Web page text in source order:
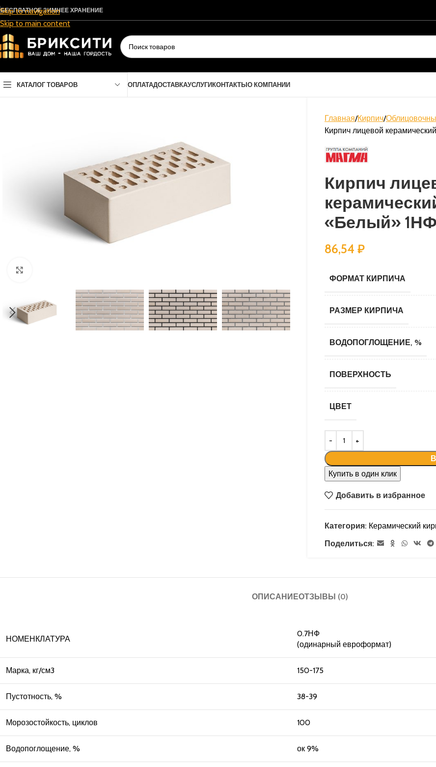
Skip to navigation
Skip to main content
БЕСПЛАТНОЕ ЗИМНЕЕ ХРАНЕНИЕ
КАТАЛОГ ТОВАРОВ ОПЛАТАДОСТАВКАУСЛУГИКОНТАКТЫО КОМПАНИИ
Главная Кирпич
Кирпич лицевой
Кирпич
«Белый» 1НФ
86,54 ₽
ФОРМАТ КИРПИЧА
РАЗМЕР КИРПИЧА
ВОДОПОГЛОЩЕНИЕ, %
ПОВЕРХНОСТЬ
ЦВЕТ
Купить в один клик
Добавить в избранное
Категория: Керамический
Поделиться:
ОПИСАНИЕОТЗЫВЫ (0)
НОМЕНКЛАТУРА
0.7НФ
(одинарный евроформат)
Марка, кг/см3 150-175
Пустотность, % 38-39
Морозостойкость, циклов 100
Водопоглощение, % ок 9%